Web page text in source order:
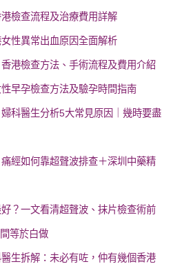
檢查流程及治療費用詳解
性異常出血原因全面解析
港檢查方法、手術流程及費用介紹
早孕檢查方法及驗孕時間指南
科醫生分析5大常見原因｜幾時要盡
經如何靠超聲波排查＋深圳中藥精
？一文看清超聲波、抹片檢查術前
等於白做
生拆解：未必有咗，仲有幾個香港